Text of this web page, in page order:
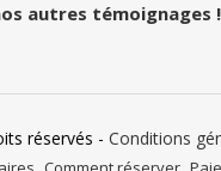
autres témoignages !
réservés - Conditions